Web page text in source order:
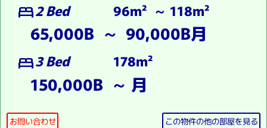
bed2 Bed 96m² ～ 118m²
65,000B ～ 90,000B月
bed3 Bed 178m²
150,000B ～ 月
お問い合わせ この物件の他の部屋を見る